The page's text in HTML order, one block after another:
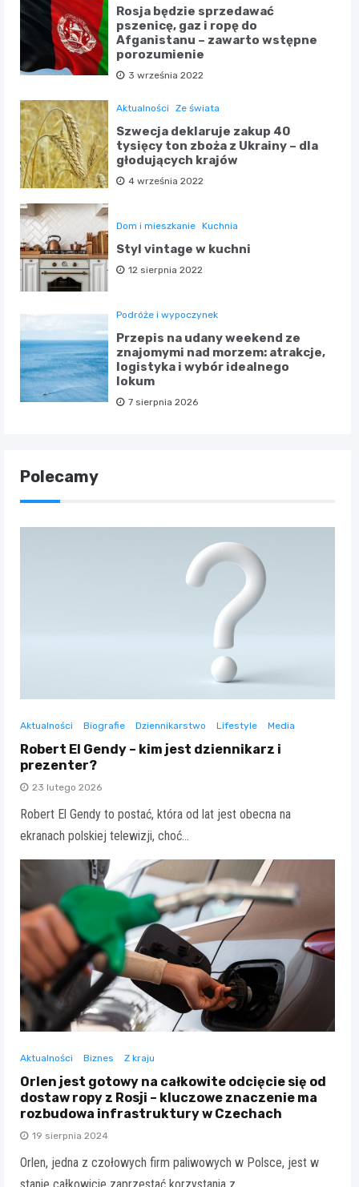
Rosja będzie sprzedawać
pszenicę, gaz i ropę do
Afganistanu – zawarto wstępne
porozumienie
3 września 2022
Aktualności Ze świata
Szwecja deklaruje zakup 40
tysięcy ton zboża z Ukrainy – dla
głodujących krajów
4 września 2022
Dom i mieszkanie Kuchnia
Styl vintage w kuchni
12 sierpnia 2022
Podróże i wypoczynek
Przepis na udany weekend ze
znajomymi nad morzem: atrakcje,
logistyka i wybór idealnego
lokum
7 sierpnia 2026
Polecamy
Aktualności Biografie Dziennikarstwo Lifestyle Media
Robert El Gendy – kim jest dziennikarz i
prezenter?
23 lutego 2026
Robert El Gendy to postać, która od lat jest obecna na
ekranach polskiej telewizji, choć…
Aktualności Biznes Z kraju
Orlen jest gotowy na całkowite odcięcie się od
dostaw ropy z Rosji – kluczowe znaczenie ma
rozbudowa infrastruktury w Czechach
19 sierpnia 2024
Orlen, jedna z czołowych firm paliwowych w Polsce, jest w